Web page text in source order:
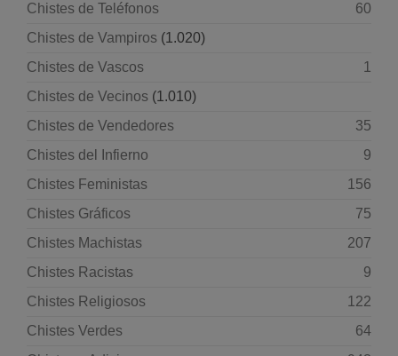
Chistes de Teléfonos
60
Chistes de Vampiros (1.020)
Chistes de Vascos
1
Chistes de Vecinos (1.010)
Chistes de Vendedores
35
Chistes del Infierno
9
Chistes Feministas
156
Chistes Gráficos
75
Chistes Machistas
207
Chistes Racistas
9
Chistes Religiosos
122
Chistes Verdes
64